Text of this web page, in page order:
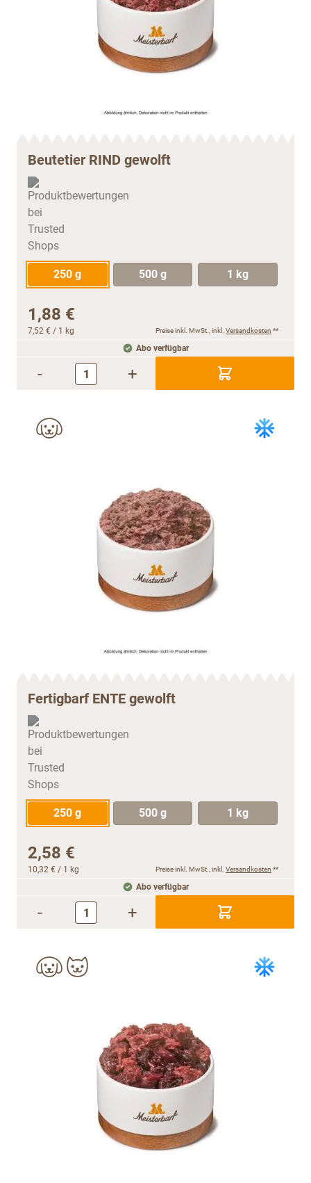
Beutetier RIND gewolft
250 g 500 g 1 kg
1,88 €
7,52 € / 1 kg Preise inkl. MwSt., inkl. Versandkosten **
Abo verfügbar
- +
Fertigbarf ENTE gewolft
250 g 500 g 1 kg
2,58 €
10,32 € / 1 kg Preise inkl. MwSt., inkl. Versandkosten **
Abo verfügbar
- +